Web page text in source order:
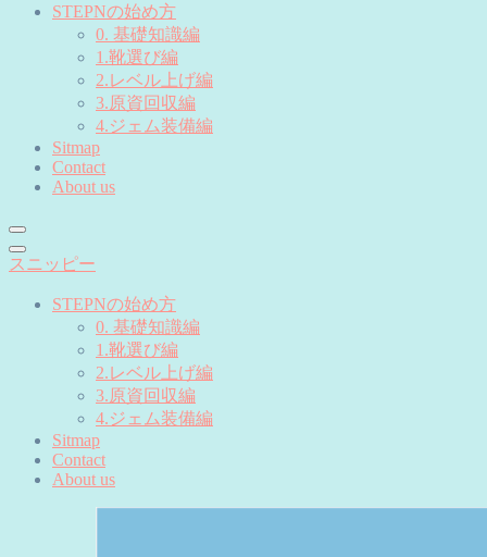
STEPNの始め方
0. 基礎知識編
1.靴選び編
2.レベル上げ編
3.原資回収編
4.ジェム装備編
Sitmap
Contact
About us
スニッピー
STEPNの始め方
0. 基礎知識編
1.靴選び編
2.レベル上げ編
3.原資回収編
4.ジェム装備編
Sitmap
Contact
About us